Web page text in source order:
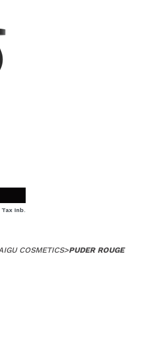
Tax Inb.
COSMETICS>PUDER ROUGE